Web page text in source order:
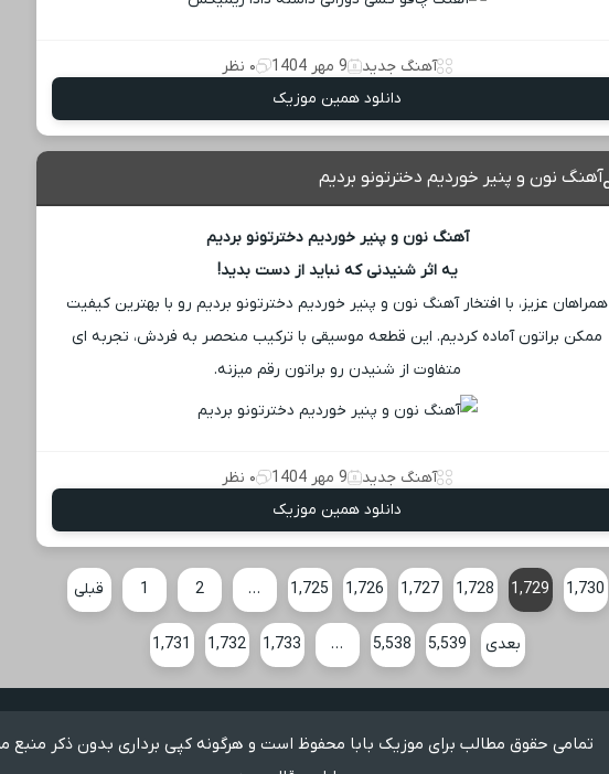
آهنگ جدید 9 مهر 1404
۰ نظر
دانلود همین موزیک
آهنگ نون و پنیر خوردیم دخترتونو بردیم
آهنگ نون و پنیر خوردیم دخترتونو بردیم
یه اثر شنیدنی که نباید از دست بدید!
همراهان عزیز، با افتخار آهنگ نون و پنیر خوردیم دخترتونو بردیم رو با بهترین کیفیت
ممکن براتون آماده کردیم. این قطعه موسیقی با ترکیب منحصر به فردش، تجربه ‌ای
متفاوت از شنیدن رو براتون رقم میزنه.
آهنگ جدید 9 مهر 1404
۰ نظر
دانلود همین موزیک
قبلی 1 2 … 1,725 1,726 1,727 1,728 1,729 1,730
1,731 1,732 1,733 … 5,538 5,539 بعدی
تمامی حقوق مطالب برای موزیک بابا محفوظ است و هرگونه کپی برداری بدون ذکر منبع